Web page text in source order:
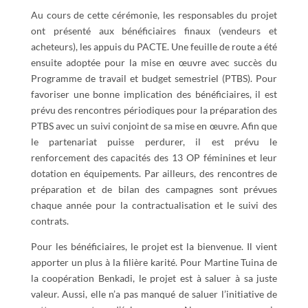
Au cours de cette cérémonie, les responsables du projet
ont présenté aux bénéficiaires finaux (vendeurs et
acheteurs), les appuis du PACTE. Une feuille de route a été
ensuite adoptée pour la mise en œuvre avec succès du
Programme de travail et budget semestriel (PTBS). Pour
favoriser une bonne implication des bénéficiaires, il est
prévu des rencontres périodiques pour la préparation des
PTBS avec un suivi conjoint de sa mise en œuvre. Afin que
le partenariat puisse perdurer, il est prévu le
renforcement des capacités des 13 OP féminines et leur
dotation en équipements. Par ailleurs, des rencontres de
préparation et de bilan des campagnes sont prévues
chaque année pour la contractualisation et le suivi des
contrats.
Pour les bénéficiaires, le projet est la bienvenue. Il vient
apporter un plus à la filière karité. Pour Martine Tuina de
la coopération Benkadi, le projet est à saluer à sa juste
valeur. Aussi, elle n’a pas manqué de saluer l’initiative de